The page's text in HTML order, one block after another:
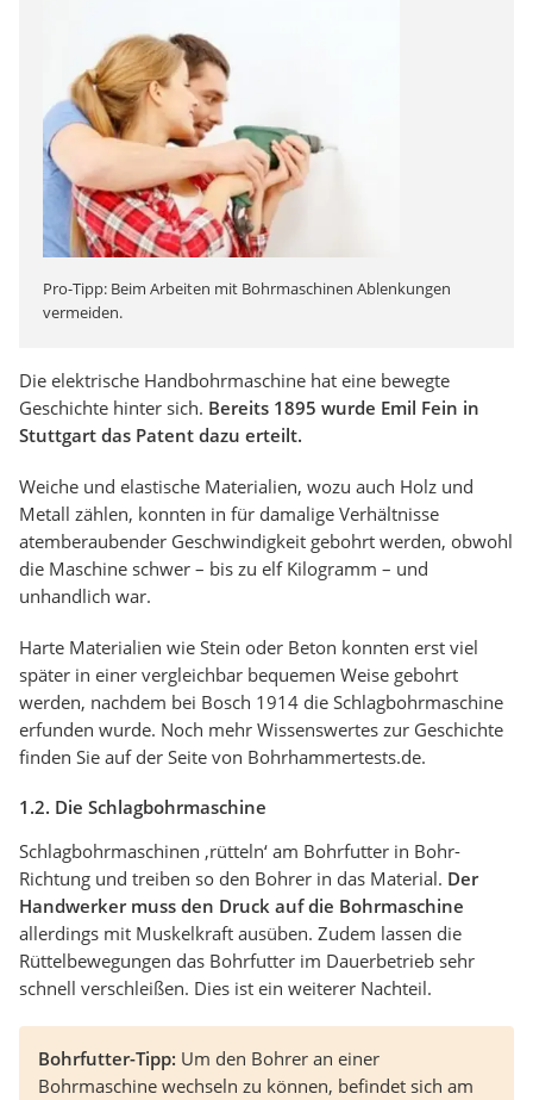
Pro-Tipp: Beim Arbeiten mit Bohrmaschinen Ablenkungen
vermeiden.
Die elektrische Handbohrmaschine hat eine bewegte
Geschichte hinter sich. Bereits 1895 wurde Emil Fein in
Stuttgart das Patent dazu erteilt.
Weiche und elastische Materialien, wozu auch Holz und
Metall zählen, konnten in für damalige Verhältnisse
atemberaubender Geschwindigkeit gebohrt werden, obwohl
die Maschine schwer – bis zu elf Kilogramm – und
unhandlich war.
Harte Materialien wie Stein oder Beton konnten erst viel
später in einer vergleichbar bequemen Weise gebohrt
werden, nachdem bei Bosch 1914 die Schlagbohrmaschine
erfunden wurde. Noch mehr Wissenswertes zur Geschichte
finden Sie auf der Seite von Bohrhammertests.de.
1.2. Die Schlagbohrmaschine
Schlagbohrmaschinen ‚rütteln‘ am Bohrfutter in Bohr-
Richtung und treiben so den Bohrer in das Material. Der
Handwerker muss den Druck auf die Bohrmaschine
allerdings mit Muskelkraft ausüben. Zudem lassen die
Rüttelbewegungen das Bohrfutter im Dauerbetrieb sehr
schnell verschleißen. Dies ist ein weiterer Nachteil.
Bohrfutter-Tipp: Um den Bohrer an einer
Bohrmaschine wechseln zu können, befindet sich am